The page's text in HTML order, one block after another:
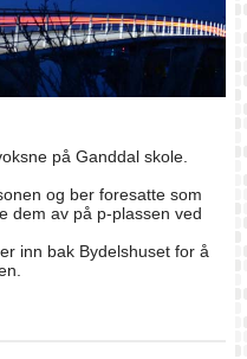
på Ganddal skole.
og ber foresatte som
dem av på p-plassen ved
inn bak Bydelshuset for å